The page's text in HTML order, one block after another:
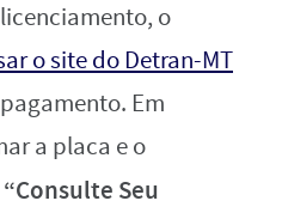
o
o site do Detran-MT
Em
a placa e o
Seu